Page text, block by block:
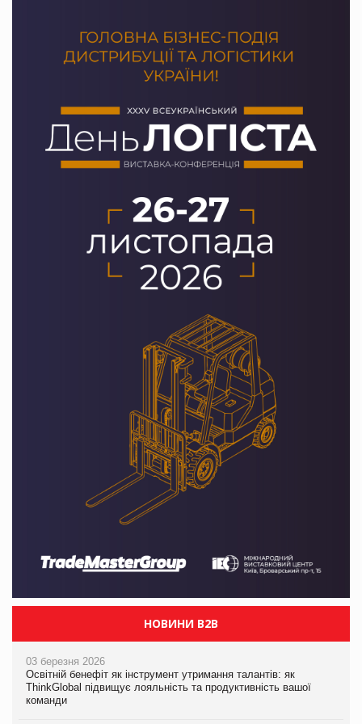
НОВИНИ B2B
03 березня 2026
Освітній бенефіт як інструмент утримання талантів: як
ThinkGlobal підвищує лояльність та продуктивність вашої
команди